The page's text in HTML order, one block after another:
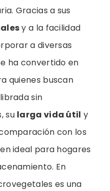
Gracias a sus
y a la facilidad
a diversas
ha convertido en
quienes buscan
sin
su larga vida útil y
con los
ideal para hogares
En
es una